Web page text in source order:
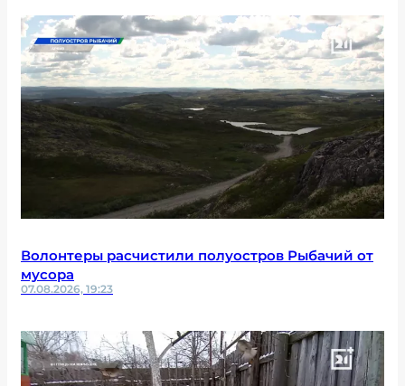
Волонтеры расчистили полуостров Рыбачий от
мусора
07.08.2026, 19:23